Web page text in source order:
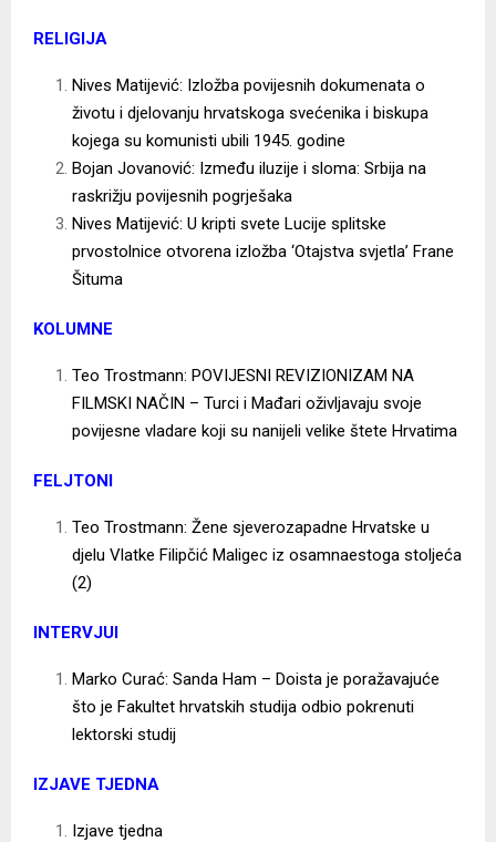
RELIGIJA
Nives Matijević: Izložba povijesnih dokumenata o
životu i djelovanju hrvatskoga svećenika i biskupa
kojega su komunisti ubili 1945. godine
Bojan Jovanović: Između iluzije i sloma: Srbija na
raskrižju povijesnih pogrješaka
Nives Matijević: U kripti svete Lucije splitske
prvostolnice otvorena izložba ‘Otajstva svjetla’ Frane
Šituma
KOLUMNE
Teo Trostmann: POVIJESNI REVIZIONIZAM NA
FILMSKI NAČIN – Turci i Mađari oživljavaju svoje
povijesne vladare koji su nanijeli velike štete Hrvatima
FELJTONI
Teo Trostmann: Žene sjeverozapadne Hrvatske u
djelu Vlatke Filipčić Maligec iz osamnaestoga stoljeća
(2)
INTERVJUI
Marko Curać: Sanda Ham – Doista je poražavajuće
što je Fakultet hrvatskih studija odbio pokrenuti
lektorski studij
IZJAVE TJEDNA
Izjave tjedna